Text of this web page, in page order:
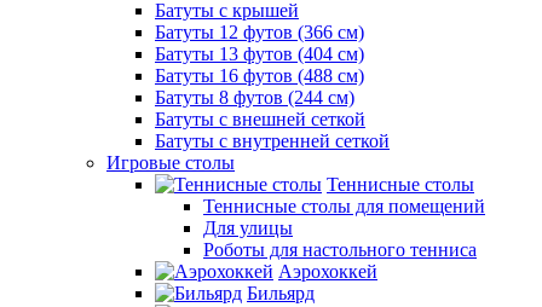
Батуты с крышей
Батуты 12 футов (366 см)
Батуты 13 футов (404 см)
Батуты 16 футов (488 см)
Батуты 8 футов (244 см)
Батуты с внешней сеткой
Батуты с внутренней сеткой
Игровые столы
Теннисные столы
Теннисные столы для помещений
Для улицы
Роботы для настольного тенниса
Аэрохоккей
Бильярд